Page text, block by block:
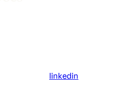
linkedin